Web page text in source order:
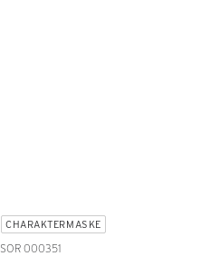
CHARAKTERMASKE
SOR 000351